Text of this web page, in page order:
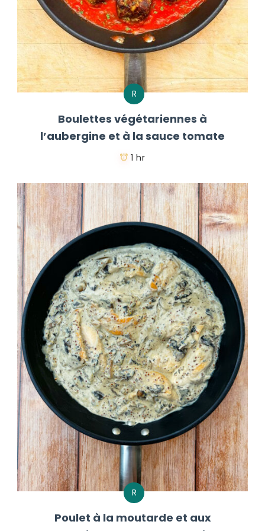
R
Boulettes végétariennes à
l’aubergine et à la sauce tomate
1 hr
R
Poulet à la moutarde et aux